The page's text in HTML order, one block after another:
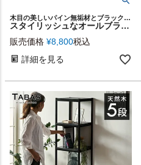
木目の美しいパイン無垢材とブラックアイアンという、異素材を組み合わせた家具シリーズ「TABAS BLACK EDITION」の3段ローシェルフラック スリムタイプ
スタイリッシュなオールブラックカラー天然木とアイアンのシンプルな3段ローシェルフラック【スリムタイプ】 [63050-cbk]
販売価格 ¥8,800税込
詳細を見る